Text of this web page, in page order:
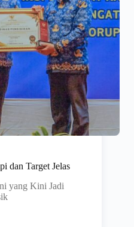
dan Target Jelas
yang Kini Jadi